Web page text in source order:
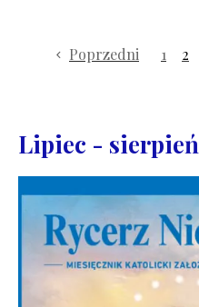
Poprzedni 1 2
Lipiec - sierpień